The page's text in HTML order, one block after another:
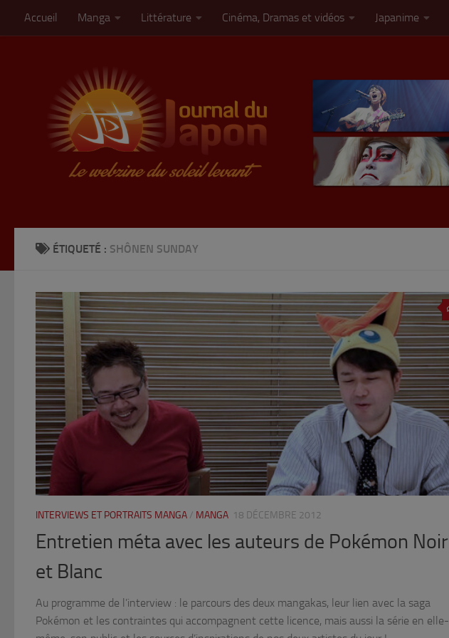
Skip to content
Accueil Manga Littérature Cinéma, Dramas et vidéos Japanime
ÉTIQUETÉ : SHÔNEN SUNDAY
INTERVIEWS ET PORTRAITS MANGA / MANGA 18 DÉCEMBRE 2012
Entretien méta avec les auteurs de Pokémon Noir
et Blanc
Au programme de l’interview : le parcours des deux mangakas, leur lien avec la saga
Pokémon et les contraintes qui accompagnent cette licence, mais aussi la série en elle-